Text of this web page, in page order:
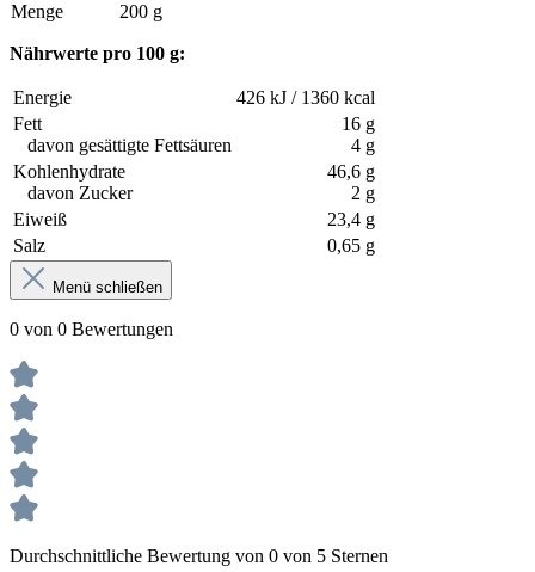
Menge 200 g
Nährwerte pro 100 g:
Energie
426 kJ / 1360 kcal
Fett
davon gesättigte Fettsäuren
16 g
4 g
Kohlenhydrate
davon Zucker
46,6 g
2 g
Eiweiß
23,4 g
Salz
0,65 g
Menü schließen
0 von 0 Bewertungen
Durchschnittliche Bewertung von 0 von 5 Sternen